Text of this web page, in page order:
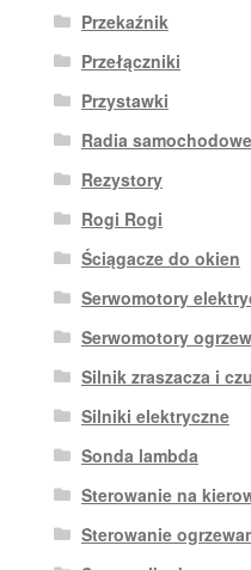
Przekaźnik
Przełączniki
Przystawki
Radia
Rezystory
Rogi Rogi
Ściągacze do okien
Serwomotory
Serwomotory
Silnik zraszacza i
Silniki elektryczne
Sonda lambda
Sterowanie na
Sterowanie